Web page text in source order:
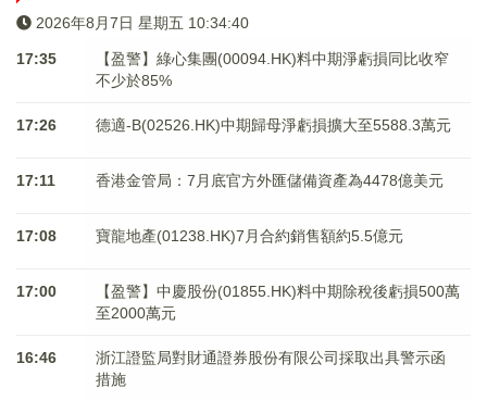
2026年8月7日 星期五 10:34:40
17:35
【盈警】綠心集團(00094.HK)料中期淨虧損同比收窄
不少於85%
17:26 德適-B(02526.HK)中期歸母淨虧損擴大至5588.3萬元
17:11 香港金管局：7月底官方外匯儲備資產為4478億美元
17:08 寶龍地產(01238.HK)7月合約銷售額約5.5億元
17:00
【盈警】中慶股份(01855.HK)料中期除稅後虧損500萬
至2000萬元
16:46
浙江證監局對財通證券股份有限公司採取出具警示函
措施